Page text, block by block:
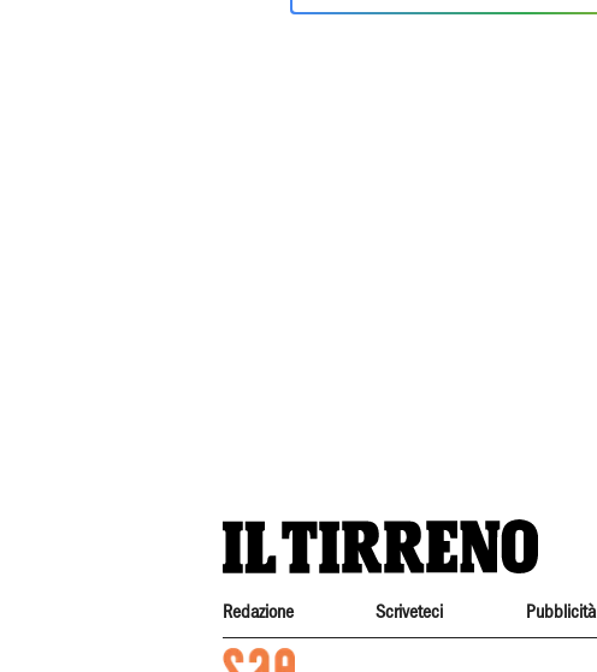
Redazione Scriveteci Pubblicità